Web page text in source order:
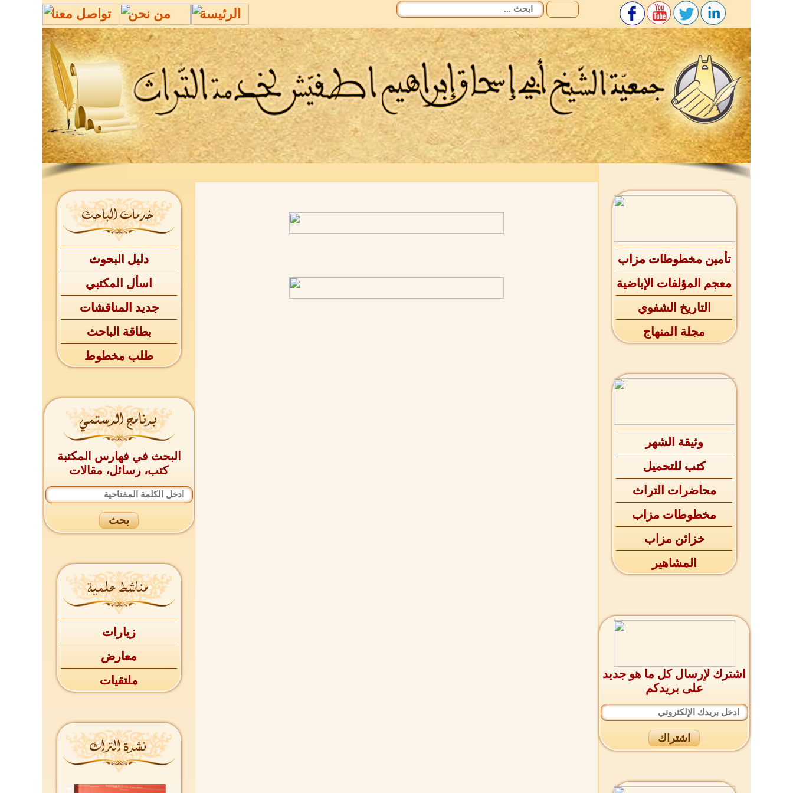
تواصل معنا الرئيسة
دليل البحوث
اسأل المكتبي
جديد المناقشات
بطاقة الباحث
طلب مخطوط
البحث في فهارس المكتبة
كتب، رسائل، مقالات
زيارات
معارض
ملتقيات
تأمين مخطوطات مزاب
معجم المؤلفات الإباضية
التاريخ الشفوي
مجلة المنهاج
وثيقة الشهر
كتب للتحميل
محاضرات التراث
مخطوطات مزاب
خزائن مزاب
المشاهير
اشترك لإرسال كل ما هو جديد
على بريدكم